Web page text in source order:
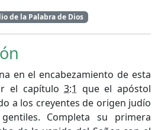
de la Palabra de Dios
en el encabezamiento de esta
el capítulo3:1 que el apóstol
a los creyentes de origen judío
Completa su primera